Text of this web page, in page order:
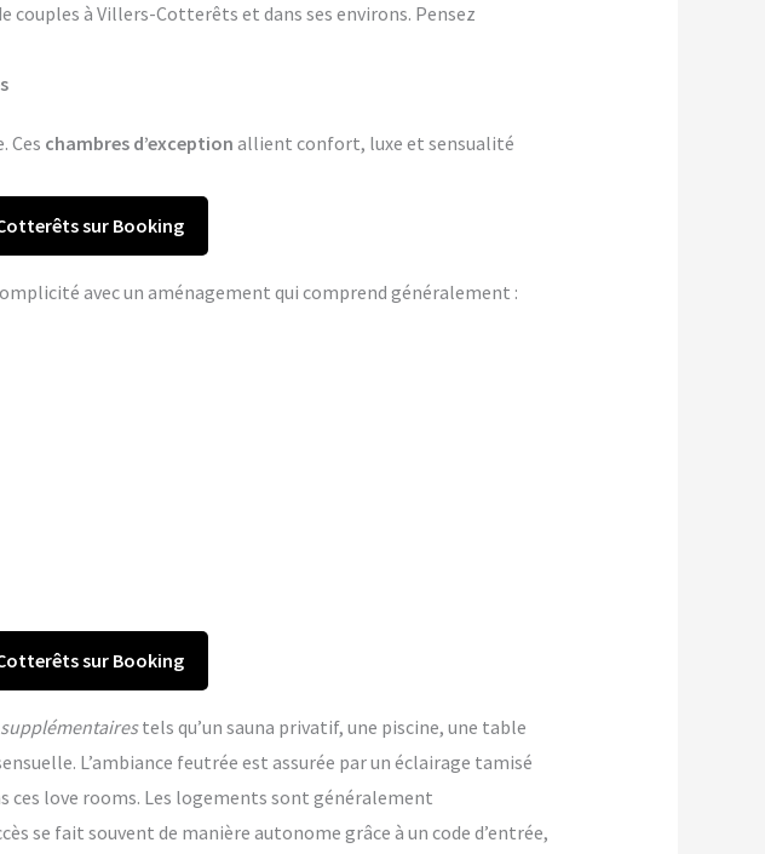
couples à Villers-Cotterêts et dans ses environs. Pensez
Ces chambres d’exception allient confort, luxe et sensualité
sur Booking
avec un aménagement qui comprend généralement :
sur Booking
tels qu’un sauna privatif, une piscine, une table
L’ambiance feutrée est assurée par un éclairage tamisé
ces love rooms. Les logements sont généralement
se fait souvent de manière autonome grâce à un code d’entrée,